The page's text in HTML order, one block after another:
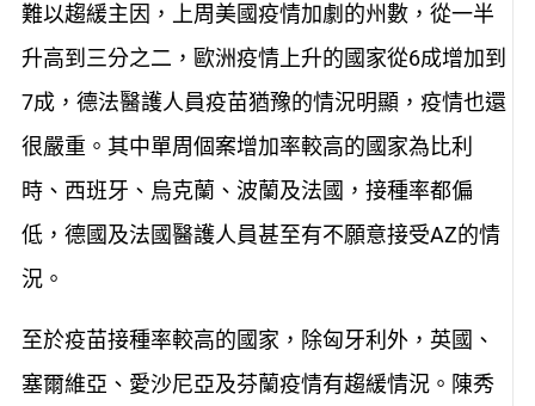
難以趨緩主因，上周美國疫情加劇的州數，從一半
升高到三分之二，歐洲疫情上升的國家從6成增加到
7成，德法醫護人員疫苗猶豫的情況明顯，疫情也還
很嚴重。其中單周個案增加率較高的國家為比利
時、西班牙、烏克蘭、波蘭及法國，接種率都偏
低，德國及法國醫護人員甚至有不願意接受AZ的情
況。
至於疫苗接種率較高的國家，除匈牙利外，英國、
塞爾維亞、愛沙尼亞及芬蘭疫情有趨緩情況。陳秀